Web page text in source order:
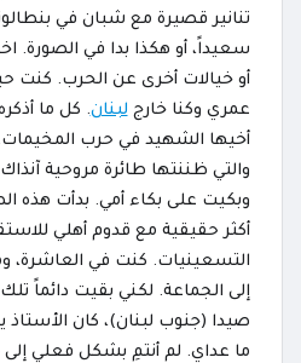
تنانير قصيرة مع شبان في
سعيداً، أو هكذا بدا في
أو خيالات أخرى عن الحرب. كنت
عمري وكنا خارجلبنان. كل ما
أخيها الشهيد في حرب
والتي ظننتها طائرة مروحية
وبكيت على بكاء أمي. بدأت هذه
أكثر حقيقية مع قدوم أهلي
التسعينيات. كنت في العاشرة،
إلى الجماعة. لكني بقيت دائماً
صيدا (جنوب لبنان)، كان الأستاذ
ما عداي. لم أنتمِ بشكل فعلي